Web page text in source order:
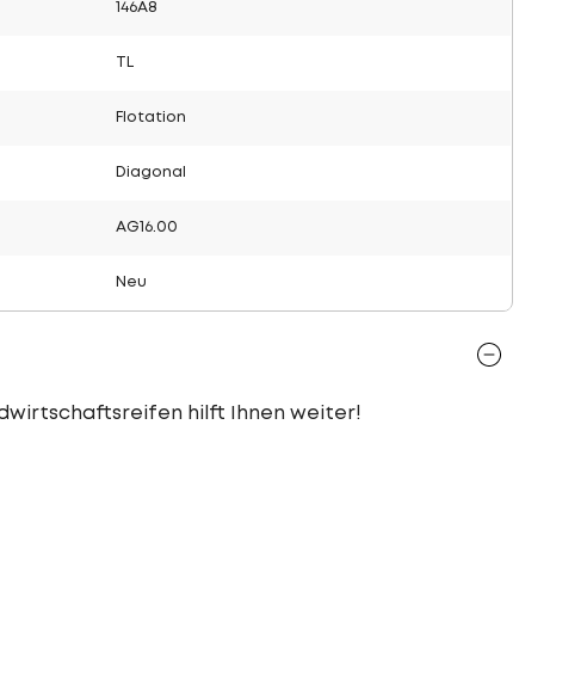
146A8
Flotation
Diagonal
AG16.00
Neu
hilft Ihnen weiter!